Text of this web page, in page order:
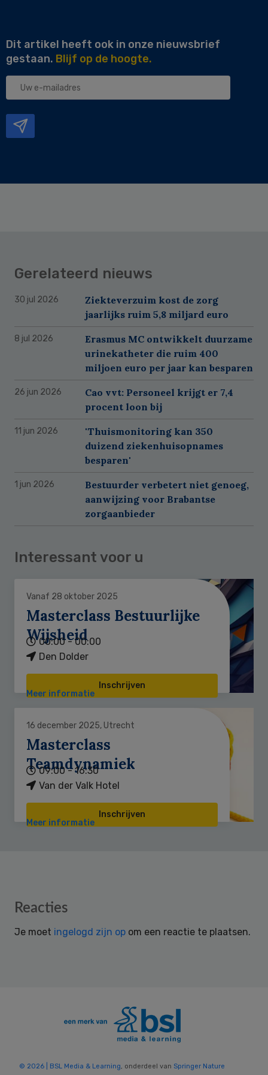
Dit artikel heeft ook in onze nieuwsbrief
gestaan. Blijf op de hoogte.
Uw
Gerelateerd nieuws
30 jul 2026
Ziekteverzuim kost de zorg
jaarlijks ruim 5,8 miljard euro
8 jul 2026
Erasmus MC ontwikkelt duurzame
urinekatheter die ruim 400
miljoen euro per jaar kan besparen
26 jun 2026
Cao vvt: Personeel krijgt er 7,4
procent loon bij
11 jun 2026
'Thuismonitoring kan 350
duizend ziekenhuisopnames
besparen'
1 jun 2026
Bestuurder verbetert niet genoeg,
aanwijzing voor Brabantse
zorgaanbieder
Interessant voor u
Vanaf 28 oktober 2025
Masterclass Bestuurlijke
Wijsheid
00:00 - 00:00
Den Dolder
Inschrijven
Meer informatie
16 december 2025, Utrecht
Masterclass
Teamdynamiek
09:00 - 16:30
Van der Valk Hotel
Inschrijven
Meer informatie
Reader
Reacties
Je moet ingelogd zijn op om een reactie te plaatsen.
© 2026 | BSL Media & Learning , onderdeel van Springer Nature